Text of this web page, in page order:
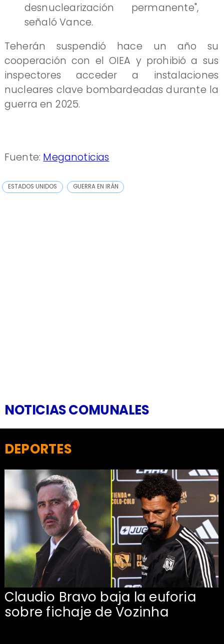
desnuclearización permanente",
señaló Vance.
Teherán suspendió hace un año su
cooperación con el OIEA y prohibió a sus
inspectores acceder a instalaciones
nucleares clave bombardeadas durante la
guerra en 2025.
Fuente:Meganoticias
ESTADOS UNIDOS GUERRA EN IRÁN
NOTICIAS COMUNALES
Claudio Bravo baja la euforia
sobre fichaje de Vozinha
DEPORTES